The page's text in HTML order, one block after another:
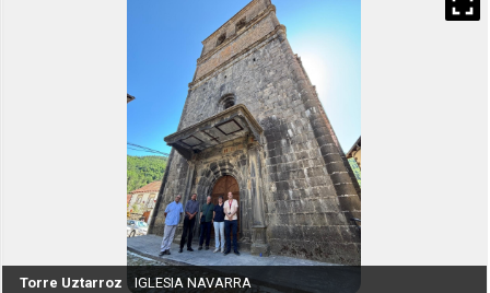
Torre Uztarroz IGLESIA NAVARRA